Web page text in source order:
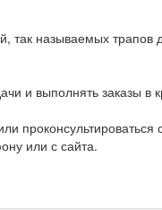
так называемых трапов
и выполнять заказы в
проконсультироваться
или с сайта.